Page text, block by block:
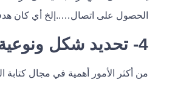
الحصول على اتصال…..إلخ أي كان
4- تحديد شكل ونوعية المحتوى
من أكثر الأمور أهمية في مجال